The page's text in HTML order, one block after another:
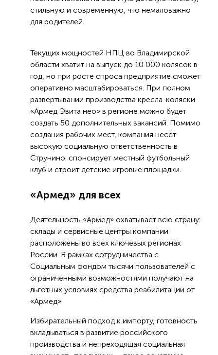
стильную и современную, что немаловажно
для родителей.
Текущих мощностей НПЦ во Владимирской
области хватит на выпуск до 10 000 колясок в
год, но при росте спроса предприятие сможет
оперативно масштабироваться. При полном
развертывании производства кресла-коляски
«Армед Эвита нео» в регионе можно будет
создать 50 дополнительных вакансий. Помимо
создания рабочих мест, компания несёт
высокую социальную ответственность в
Струнино: спонсирует местный футбольный
клуб и строит детские игровые площадки.
«Армед» для всех
Деятельность «Армед» охватывает всю страну:
склады и сервисные центры компании
расположены во всех ключевых регионах
России. В рамках сотрудничества с
Социальным фондом тысячи пользователей с
ограниченными возможностями получают на
льготных условиях средства реабилитации от
«Армед».
Избирательный подход к импорту, готовность
вкладываться в развитие российского
производства и непреходящая социальная